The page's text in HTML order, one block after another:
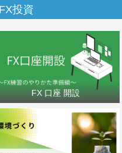
投資
FX 口座 開設